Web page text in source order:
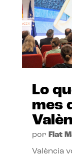
Lo
mes
por Flat
València